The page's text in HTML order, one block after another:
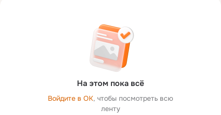
На этом пока всё
Войдите в ОК, чтобы посмотреть всю
ленту